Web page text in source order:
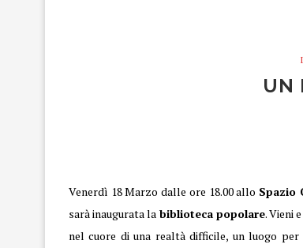
UN
Venerdì 18 Marzo dalle ore 18.00 allo Spazio
sarà inaugurata la biblioteca popolare. Vieni
nel cuore di una realtà difficile, un luogo